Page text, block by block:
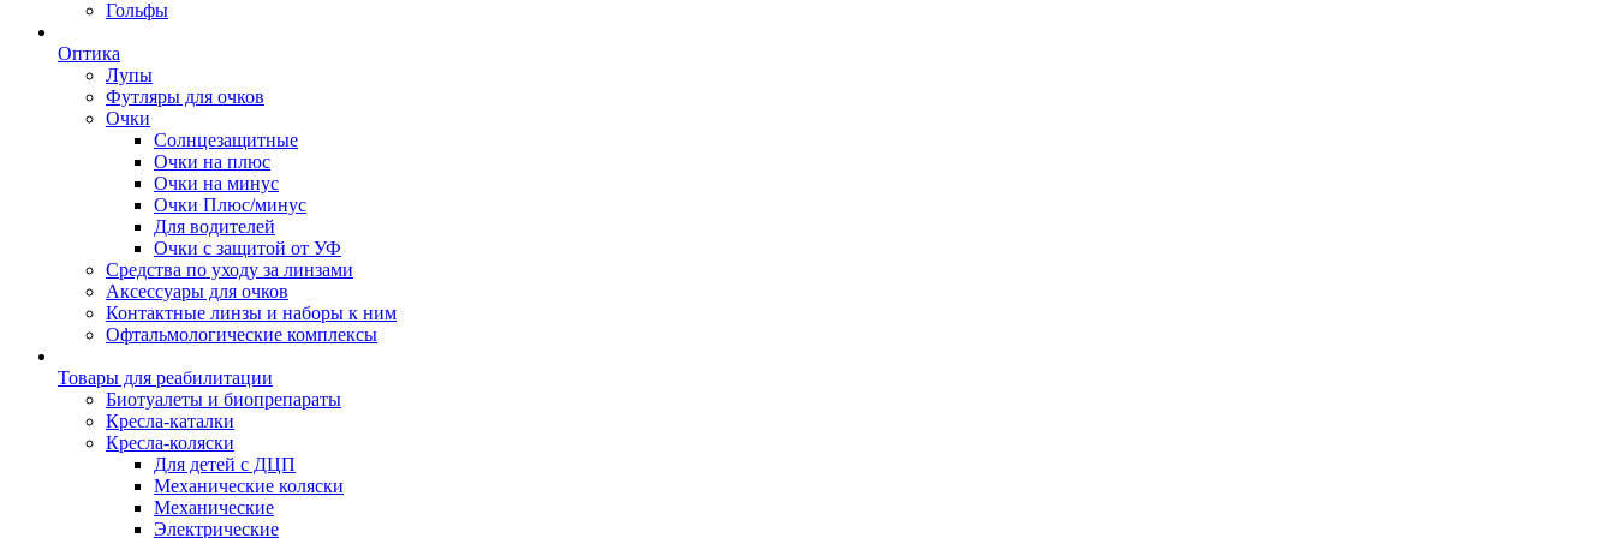
Гольфы
Оптика
Лупы
Футляры для очков
Очки
Солнцезащитные
Очки на плюс
Очки на минус
Очки Плюс/минус
Для водителей
Очки с защитой от УФ
Средства по уходу за линзами
Аксессуары для очков
Контактные линзы и наборы к ним
Офтальмологические комплексы
Товары для реабилитации
Биотуалеты и биопрепараты
Кресла-каталки
Кресла-коляски
Для детей с ДЦП
Механические коляски
Механические
Электрические